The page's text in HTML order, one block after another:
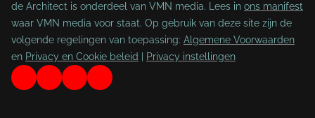
de Architect is onderdeel van VMN media. Lees in ons manifest
waar VMN media voor staat. Op gebruik van deze site zijn de
volgende regelingen van toepassing: Algemene Voorwaarden
en Privacy en Cookie beleid Privacy instellingen